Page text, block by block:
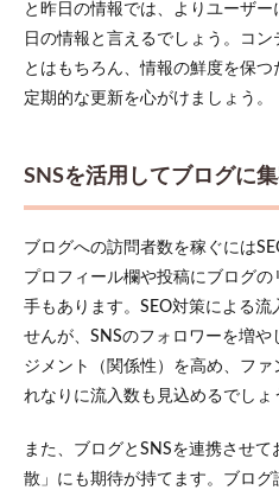
と昨日の情報では、よりユーザ
日の情報と言えるでしょう。コ
とはもちろん、情報の鮮度を保つ
定期的な更新を心がけましょう。
SNSを活用してブログに
ブログへの訪問者数を稼ぐには
プロフィール欄や投稿にブログ
手もあります。SEO対策による
せんが、SNSのフォロワーを増
ジメント（関係性）を高め、フ
れなりに流入数も見込めるでしょ
また、ブログとSNSを連携させ
散」にも期待が持てます。ブログ